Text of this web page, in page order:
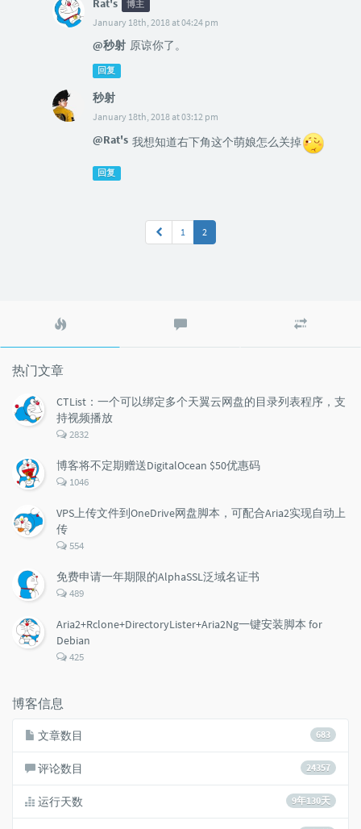
Rat's 博主
January 18th, 2018 at 04:24 pm
@秒射 原谅你了。
回复
秒射
January 18th, 2018 at 03:12 pm
@Rat's 我想知道右下角这个萌娘怎么关掉
回复
1 2
文
评
文
热门文章
CTList：一个可以绑定多个天翼云网盘的目录列表程序，支
持视频播放
评
数：
2832
博客将不定期赠送DigitalOcean $50优惠码
评
数：
1046
VPS上传文件到OneDrive网盘脚本，可配合Aria2实现自动上
传
评
数：
554
免费申请一年期限的AlphaSSL泛域名证书
评
数：
489
Aria2+Rclone+DirectoryLister+Aria2Ng一键安装脚本 for
Debian
评
425
博客信息
683
文章数目
24357
评论数目
9年130天
运行天数